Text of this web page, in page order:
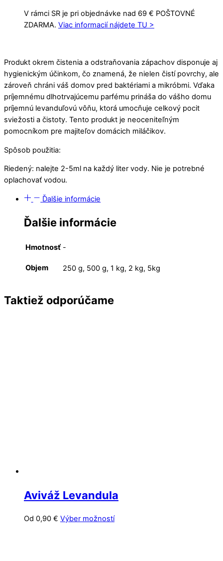
V rámci SR je pri objednávke nad 69 € POŠTOVNÉ
ZDARMA. Viac informacií nájdete TU >
Produkt okrem čistenia a odstraňovania zápachov disponuje aj
hygienickým účinkom, čo znamená, že nielen čistí povrchy, ale
zároveň chráni váš domov pred baktériami a mikróbmi. Vďaka
príjemnému dlhotrvajúcemu parfému prináša do vášho domu
príjemnú levanduľovú vôňu, ktorá umocňuje celkový pocit
sviežosti a čistoty. Tento produkt je neoceniteľným
pomocníkom pre majiteľov domácich miláčikov.
Spôsob použitia:
Riedený: nalejte 2-5ml na každý liter vody. Nie je potrebné
oplachovať vodou.
Ďalšie informácie
Ďalšie informácie
Hmotnosť -
Objem 250 g, 500 g, 1 kg, 2 kg, 5kg
Taktiež odporúčame
Aviváž Levandula
Od 0,90 € Výber možnostíTento